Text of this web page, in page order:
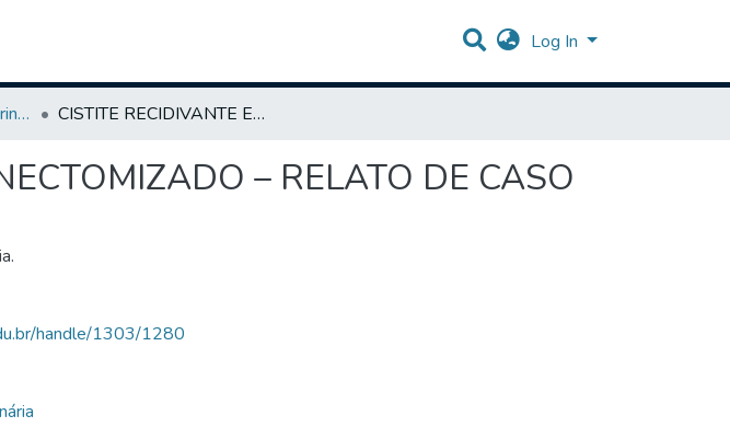
Log In
Portfólio- Medicina Veterinária CISTITE RECIDIVANTE EM FELINO PENECTOMIZADO – RELATO DE CASO
– RELATO DE CASO
handle/1303/1280